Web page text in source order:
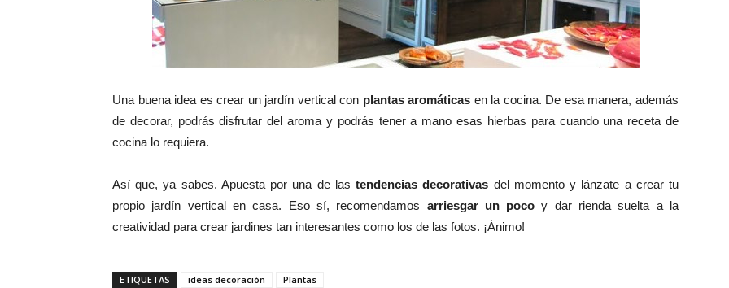
Una buena idea es crear un jardín vertical con plantas aromáticas en la cocina. De esa manera, además
de decorar, podrás disfrutar del aroma y podrás tener a mano esas hierbas para cuando una receta de
cocina lo requiera.
Así que, ya sabes. Apuesta por una de lastendencias decorativas del momento y lánzate a crear tu
propio jardín vertical en casa. Eso sí, recomendamos arriesgar un poco y dar rienda suelta a la
creatividad para crear jardines tan interesantes como los de las fotos. ¡Ánimo!
ETIQUETAS ideas decoración Plantas